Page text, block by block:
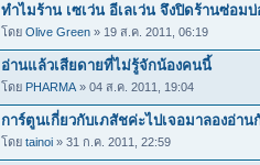
ทำไมร้าน เซเว่น อีเลเว่น จึงปิดร้านซ่อม
โดย Olive Green » 19 ส.ค. 2011, 06:19
อ่านแล้วเสียดายที่ไม่รู้จักน้องคนนี้
โดย PHARMA » 04 ส.ค. 2011, 19:04
การ์ตูนเกี่ยวกับเภสัชค่ะไปเจอมาลองอ่าน
โดย tainoi » 31 ก.ค. 2011, 22:59